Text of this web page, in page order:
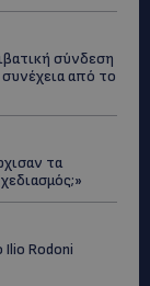
σύνδεση
από το
τα
Rodoni